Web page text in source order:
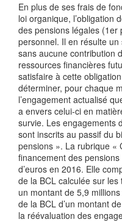
En plus de ses frais de
loi organique, l’obligation
des pensions légales (1er
personnel. Il en résulte
sans aucune contribution
ressources financières
satisfaire à cette
déterminer, pour chaque
l’engagement actualisé
a envers celui-ci en
survie. Les engagements
sont inscrits au passif du
pensions ». La rubrique «
financement des
d’euros en 2016. Elle
de la BCL calculée sur
un montant de 5,9
de la BCL d’un montant
la réévaluation des